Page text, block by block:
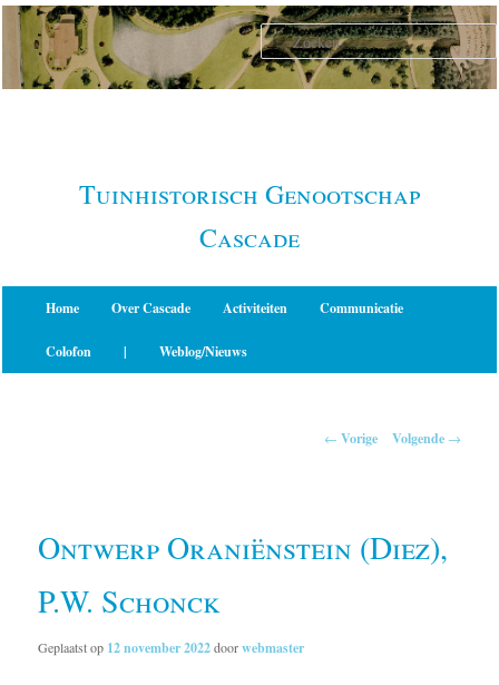
Spring
naar
primaire
Tuinhistorisch Genootschap
Cascade
Home Over Cascade Activiteiten Communicatie
Colofon | Weblog/Nieuws
← Vorige Volgende →
Ontwerp Oraniënstein (Diez),
P.W. Schonck
Geplaatst op 12 november 2022doorwebmaster